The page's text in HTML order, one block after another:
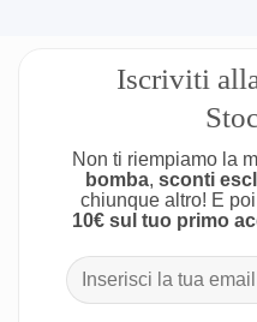
Iscriviti
Non ti riempiamo la
bomba, sconti
chiunque altro! E
10€ sul tuo primo